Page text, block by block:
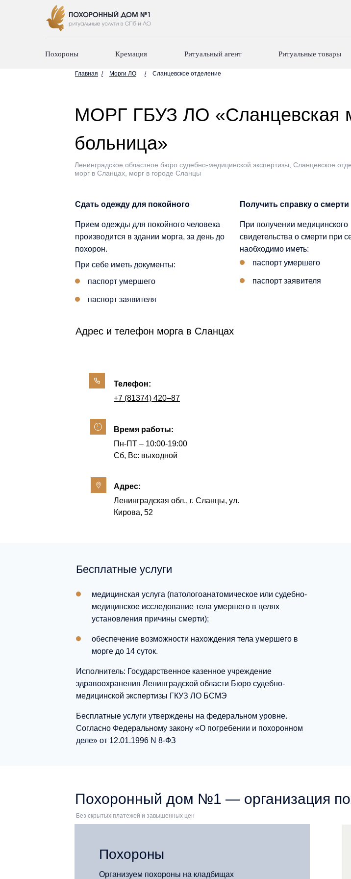
Похороны Кремация Ритуальный агент Ритуальные товары
Главная / Морги ЛО / Сланцевское отделение
МОРГ ГБУЗ ЛО «Сланцевская
больница»
Ленинградское областное бюро судебно-медицинской экспертизы, Сланцевское
морг в Сланцах, морг в городе Сланцы
Получить справку о смерти
При получении медицинского
свидетельства о смерти при
наобходимо иметь:
паспорт умершего
паспорт заявителя
Сдать одежду для покойного
Прием одежды для покойного человека
производится в здании морга, за день до
похорон.
При себе иметь документы:
паспорт умершего
паспорт заявителя
Адрес и телефон морга в Сланцах
Телефон:
+7 (81374) 420‒87
Время работы:
Пн-ПТ – 10:00-19:00
Сб, Вс: выходной
Адрес:
Ленинградская обл., г. Сланцы, ул.
Кирова, 52
обеспечение возможности нахождения тела умершего в
морге до 14 суток.
медицинская услуга (патологоанатомическое или судебно-
медицинское исследование тела умершего в целях
установления причины смерти);
Бесплатные услуги
Исполнитель: Государственное казенное учреждение
здравоохранения Ленинградской области Бюро судебно-
медицинской экспертизы ГКУЗ ЛО БСМЭ
Бесплатные услуги утверждены на федеральном уровне.
Согласно Федеральному закону «О погребении и похоронном
деле» от 12.01.1996 N 8-ФЗ
Похоронный дом №1 — организация
Без скрытых платежей и завышенных цен
Организуем похороны на кладбищах
Похороны